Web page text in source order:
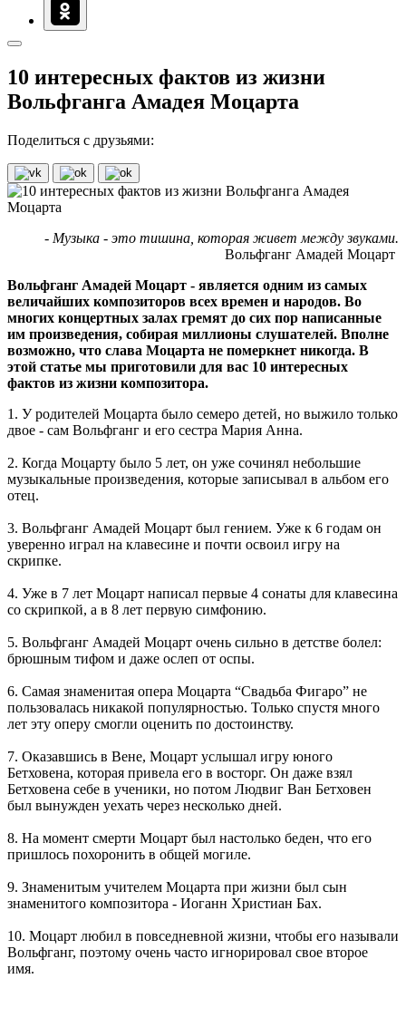
10 интересных фактов из жизни
Вольфганга Амадея Моцарта
Поделиться с друзьями:
- Музыка - это тишина, которая живет между звуками.
Вольфганг Амадей Моцарт
Вольфганг Амадей Моцарт - является одним из самых
величайших композиторов всех времен и народов. Во
многих концертных залах гремят до сих пор написанные
им произведения, собирая миллионы слушателей. Вполне
возможно, что слава Моцарта не померкнет никогда. В
этой статье мы приготовили для вас 10 интересных
фактов из жизни композитора.
1. У родителей Моцарта было семеро детей, но выжило только
двое - сам Вольфганг и его сестра Мария Анна.
2. Когда Моцарту было 5 лет, он уже сочинял небольшие
музыкальные произведения, которые записывал в альбом его
отец.
3. Вольфганг Амадей Моцарт был гением. Уже к 6 годам он
уверенно играл на клавесине и почти освоил игру на
скрипке.
4. Уже в 7 лет Моцарт написал первые 4 сонаты для клавесина
со скрипкой, а в 8 лет первую симфонию.
5. Вольфганг Амадей Моцарт очень сильно в детстве болел:
брюшным тифом и даже ослеп от оспы.
6. Самая знаменитая опера Моцарта “Свадьба Фигаро” не
пользовалась никакой популярностью. Только спустя много
лет эту оперу смогли оценить по достоинству.
7. Оказавшись в Вене, Моцарт услышал игру юного
Бетховена, которая привела его в восторг. Он даже взял
Бетховена себе в ученики, но потом Людвиг Ван Бетховен
был вынужден уехать через несколько дней.
8. На момент смерти Моцарт был настолько беден, что его
пришлось похоронить в общей могиле.
9. Знаменитым учителем Моцарта при жизни был сын
знаменитого композитора - Иоганн Христиан Бах.
10. Моцарт любил в повседневной жизни, чтобы его называли
Вольфганг, поэтому очень часто игнорировал свое второе
имя.